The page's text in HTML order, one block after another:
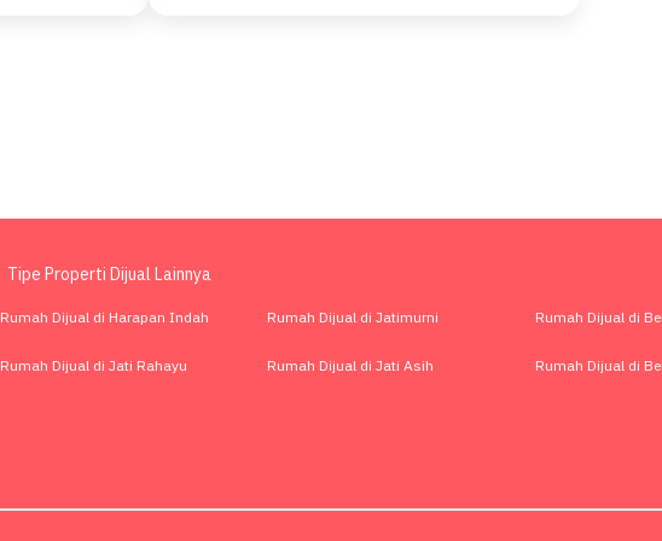
Tipe Properti Dijual Lainnya
Rumah Dijual di Harapan Indah Rumah Dijual di Jatimurni Rumah Dijual di
Rumah Dijual di Jati Rahayu Rumah Dijual di Jati Asih Rumah Dijual di